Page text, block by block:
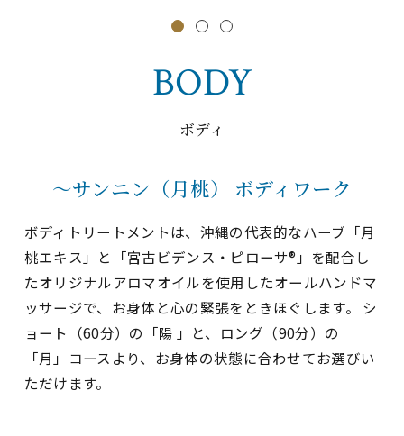
ボディ
BODY
～サンニン（月桃） ボディワーク
ボディトリートメントは、沖縄の代表的なハーブ「月
桃エキス」と「宮古ビデンス・ピローサ®」を配合し
たオリジナルアロマオイルを使用したオールハンドマ
ッサージで、お身体と心の緊張をときほぐします。 シ
ョート（60分）の「陽 」と、ロング（90分）の
「月」コースより、お身体の状態に合わせてお選びい
ただけます。